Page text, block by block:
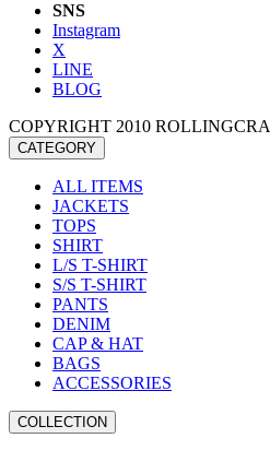
SNS
Instagram
X
LINE
BLOG
COPYRIGHT 2010
CATEGORY
ALL ITEMS
JACKETS
TOPS
SHIRT
L/S T-SHIRT
S/S T-SHIRT
PANTS
DENIM
CAP & HAT
BAGS
ACCESSORIES
COLLECTION